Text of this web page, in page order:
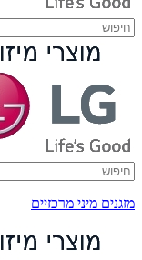
מזגנים מיני מרכזיים